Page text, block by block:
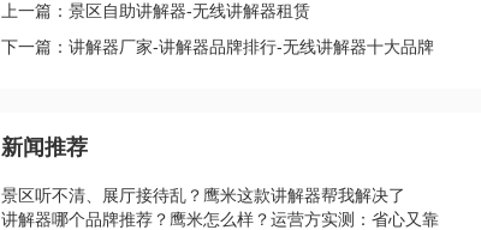
上一篇：景区自助讲解器-无线讲解器租赁
下一篇：讲解器厂家-讲解器品牌排行-无线讲解器十大品牌
新闻推荐
景区听不清、展厅接待乱？鹰米这款讲解器帮我解决了
讲解器哪个品牌推荐？鹰米怎么样？运营方实测：省心又靠